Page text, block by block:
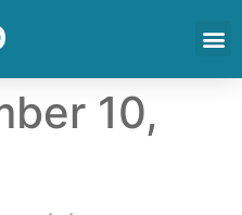
10,